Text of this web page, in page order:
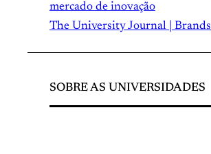
mercado de inovação
The University Journal | Brands
SOBRE AS UNIVERSIDADES